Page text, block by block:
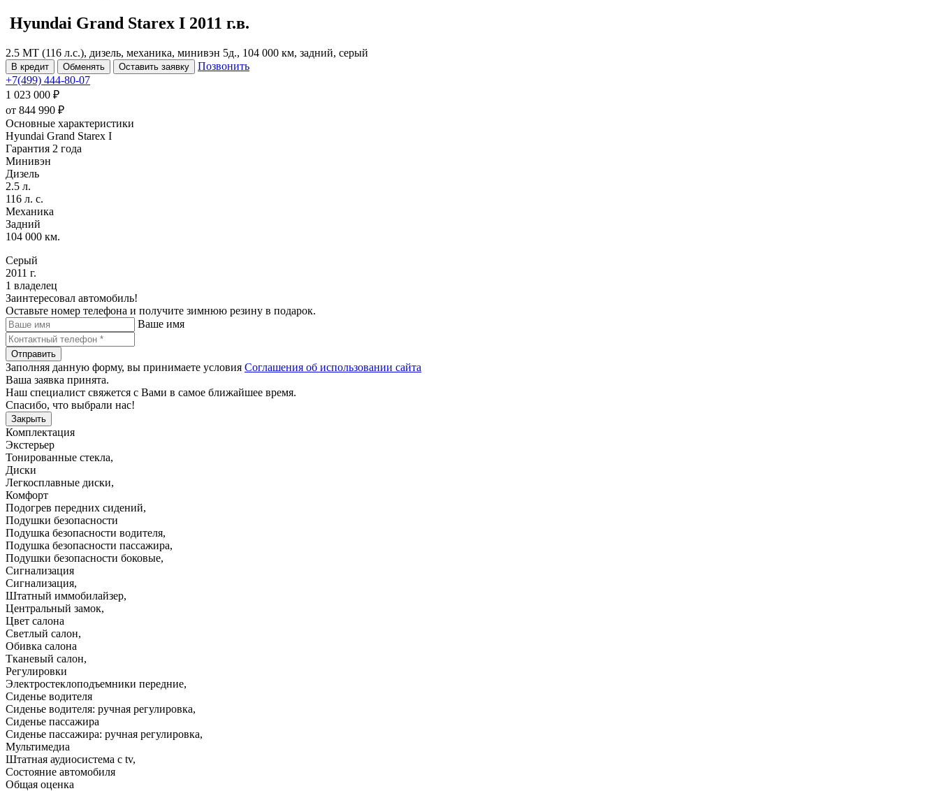
Hyundai Grand Starex I 2011 г.в.
2.5 MT (116 л.с.), дизель, механика, минивэн 5д., 104 000 км, задний, серый
В кредит Обменять Оставить заявку
Позвонить
+7(499) 444-80-07
1 023 000 ₽
от 844 990 ₽
Основные характеристики
Hyundai Grand Starex I
Гарантия 2 года
Минивэн
Дизель
2.5 л.
116 л. с.
Механика
Задний
104 000 км.
Серый
2011 г.
1 владелец
Заинтересовал автомобиль!
Оставьте номер телефона и получите зимнюю резину в подарок.
Ваше имя
Отправить
Заполняя данную форму, вы принимаете условия Соглашения об использовании сайта
Ваша заявка принята.
Наш специалист свяжется с Вами в самое ближайшее время.
Спасибо, что выбрали нас!
Закрыть
Комплектация
Экстерьер
Тонированные стекла,
Диски
Легкосплавные диски,
Комфорт
Подогрев передних сидений,
Подушки безопасности
Подушка безопасности водителя,
Подушка безопасности пассажира,
Подушки безопасности боковые,
Сигнализация
Сигнализация,
Штатный иммобилайзер,
Центральный замок,
Цвет салона
Светлый салон,
Обивка салона
Тканевый салон,
Регулировки
Электростеклоподъемники передние,
Сиденье водителя
Сиденье водителя: ручная регулировка,
Сиденье пассажира
Сиденье пассажира: ручная регулировка,
Мультимедиа
Штатная аудиосистема с tv,
Состояние автомобиля
Общая оценка